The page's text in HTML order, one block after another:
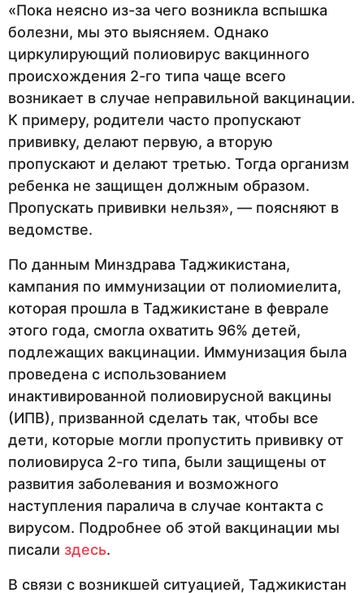
«Пока неясно из-за чего возникла вспышка
болезни, мы это выясняем. Однако
циркулирующий полиовирус вакцинного
происхождения 2-го типа чаще всего
возникает в случае неправильной вакцинации.
К примеру, родители часто пропускают
прививку, делают первую, а вторую
пропускают и делают третью. Тогда организм
ребенка не защищен должным образом.
Пропускать прививки нельзя», — поясняют в
ведомстве.
По данным Минздрава Таджикистана,
кампания по иммунизации от полиомиелита,
которая прошла в Таджикистане в феврале
этого года, смогла охватить 96% детей,
подлежащих вакцинации. Иммунизация была
проведена с использованием
инактивированной полиовирусной вакцины
(ИПВ), призванной сделать так, чтобы все
дети, которые могли пропустить прививку от
полиовируса 2-го типа, были защищены от
развития заболевания и возможного
наступления паралича в случае контакта с
вирусом. Подробнее об этой вакцинации мы
писали здесь.
В связи с возникшей ситуацией, Таджикистан